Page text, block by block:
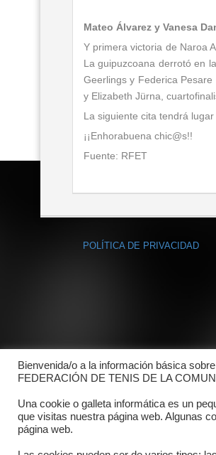
Mateo Álvarez y Vanesa
Y primera victoria de Naroa
La guipuzcoana derrotó en
Geerlings y Federica
y Elizabeth Jürna,
La siguiente cita tendrá
¡¡Enhorabuena chic@s!!
Fuente: RFET
POLÍTICA DE PRIVACIDAD
Bienvenida/o a la información básica
FEDERACIÓN DE TENIS DE LA
Una cookie o galleta informática es un
que visitas nuestra página web. Algunas
página web.